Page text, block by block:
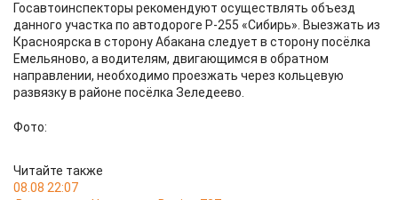
Госавтоинспекторы рекомендуют осуществлять объезд
данного участка по автодороге Р-255 «Сибирь». Выезжать из
Красноярска в сторону Абакана следует в сторону посёлка
Емельяново, а водителям, двигающимся в обратном
направлении, необходимо проезжать через кольцевую
развязку в районе посёлка Зеледеево.
Фото:
Читайте также
08.08 22:07